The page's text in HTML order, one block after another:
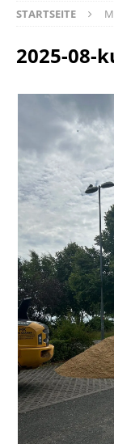
STARTSEITE
2025-08-